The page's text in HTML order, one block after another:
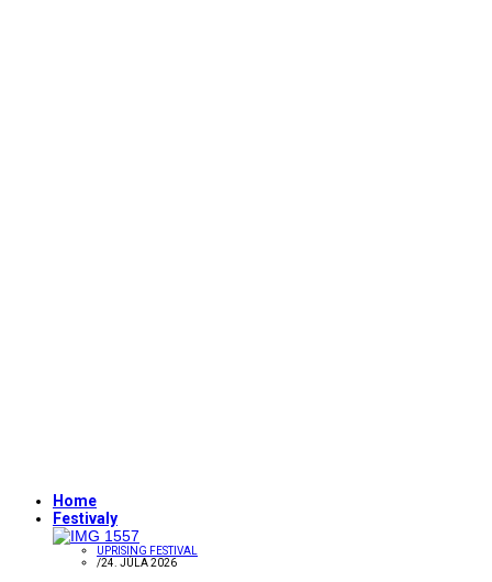
Home
Festivaly
UPRISING FESTIVAL
/24. JÚLA 2026